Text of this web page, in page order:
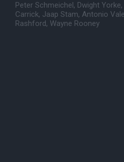
Peter Schmeichel, Dwight Yorke,
Carrick, Jaap Stam, Antonio
Rashford, Wayne Rooney